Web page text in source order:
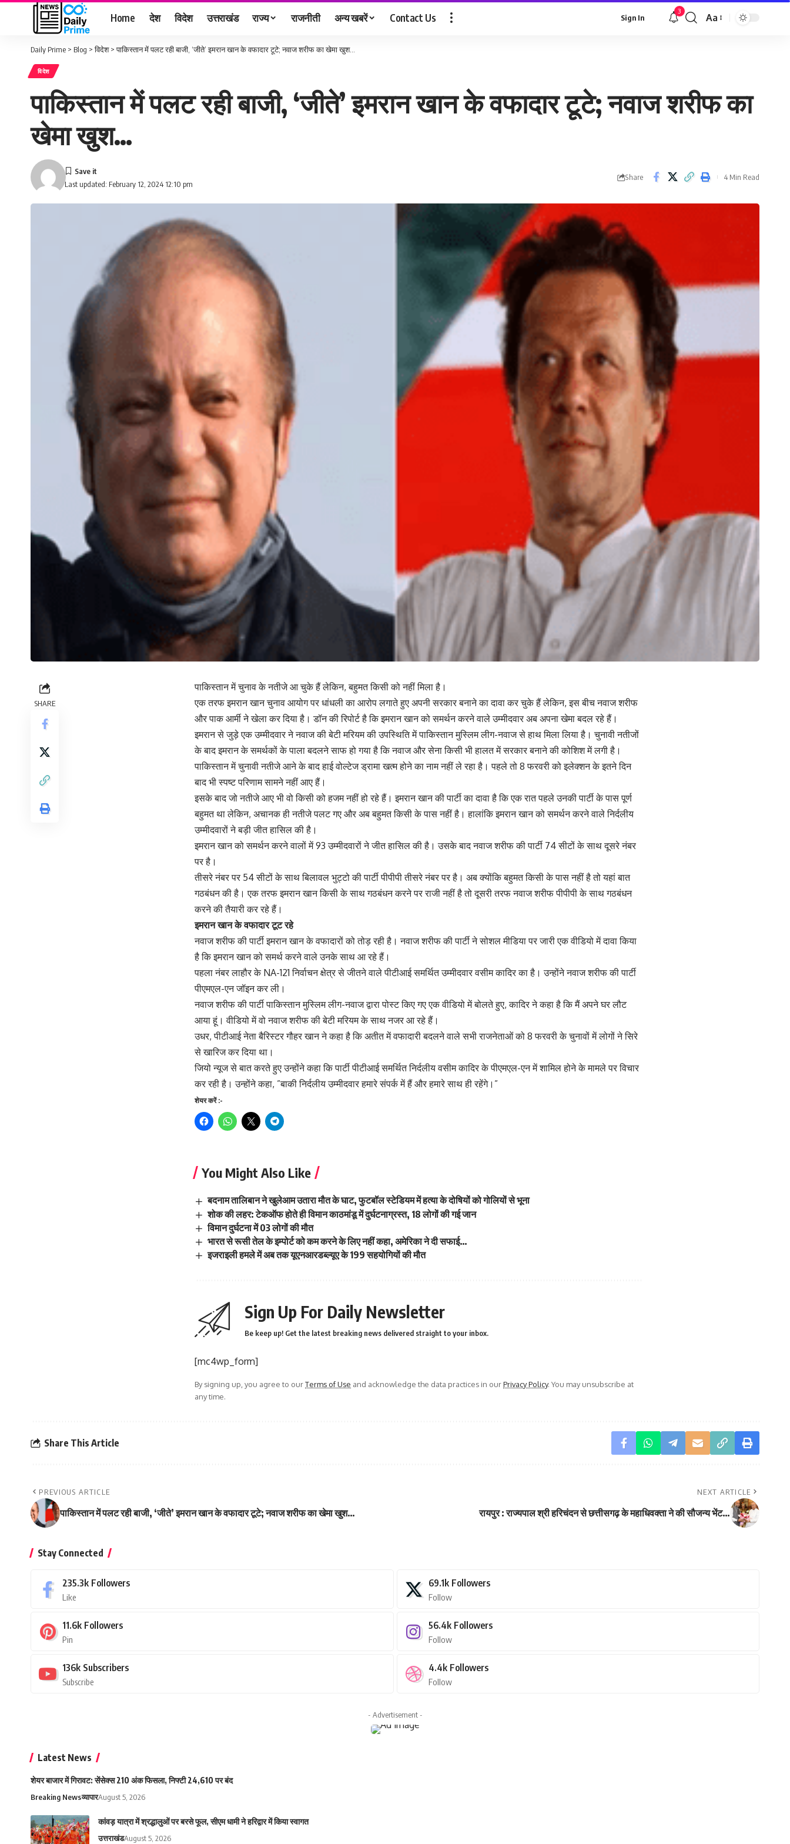
Home देश विदेश उत्तराखंड राज्य राजनीती अन्य खबरें Contact Us Sign In
3
Font
Aa
Daily Prime > Blog >विदेश>पाकिस्तान में पलट रही बाजी, ‘जीते’ इमरान खान के वफादार टूटे; नवाज शरीफ का खेमा खुश…
विदेश
पाकिस्तान में पलट रही बाजी, ‘जीते’ इमरान खान के वफादार टूटे; नवाज शरीफ का
खेमा खुश…
Last updated: February 12, 2024 12:10 pm
Share 4 Min Read
SHARE
पाकिस्तान में चुनाव के नतीजे आ चुके हैं लेकिन, बहुमत किसी को नहीं मिला है।
एक तरफ इमरान खान चुनाव आयोग पर धांधली का आरोप लगाते हुए अपनी सरकार बनाने का दावा कर चुके हैं लेकिन, इस बीच नवाज शरीफ
और पाक आर्मी ने खेला कर दिया है। डॉन की रिपोर्ट है कि इमरान खान को समर्थन करने वाले उम्मीदवार अब अपना खेमा बदल रहे हैं।
इमरान से जुड़े एक उम्मीदवार ने नवाज की बेटी मरियम की उपस्थिति में पाकिस्तान मुस्लिम लीग-नवाज से हाथ मिला लिया है। चुनावी नतीजों
के बाद इमरान के समर्थकों के पाला बदलने साफ हो गया है कि नवाज और सेना किसी भी हालत में सरकार बनाने की कोशिश में लगी है।
पाकिस्तान में चुनावी नतीजे आने के बाद हाई वोल्टेज ड्रामा खत्म होने का नाम नहीं ले रहा है। पहले तो 8 फरवरी को इलेक्शन के इतने दिन
बाद भी स्पष्ट परिणाम सामने नहीं आए हैं।
इसके बाद जो नतीजे आए भी वो किसी को हजम नहीं हो रहे हैं। इमरान खान की पार्टी का दावा है कि एक रात पहले उनकी पार्टी के पास पूर्ण
बहुमत था लेकिन, अचानक ही नतीजे पलट गए और अब बहुमत किसी के पास नहीं है। हालांकि इमरान खान को समर्थन करने वाले निर्दलीय
उम्मीदवारों ने बड़ी जीत हासिल की है।
इमरान खान को समर्थन करने वालों में 93 उम्मीदवारों ने जीत हासिल की है। उसके बाद नवाज शरीफ की पार्टी 74 सीटों के साथ दूसरे नंबर
पर है।
तीसरे नंबर पर 54 सीटों के साथ बिलावल भुट्टो की पार्टी पीपीपी तीसरे नंबर पर है। अब क्योंकि बहुमत किसी के पास नहीं है तो यहां बात
गठबंधन की है। एक तरफ इमरान खान किसी के साथ गठबंधन करने पर राजी नहीं है तो दूसरी तरफ नवाज शरीफ पीपीपी के साथ गठबंधन
करने की तैयारी कर रहे हैं।
इमरान खान के वफादार टूट रहे
नवाज शरीफ की पार्टी इमरान खान के वफादारों को तोड़ रही है। नवाज शरीफ की पार्टी ने सोशल मीडिया पर जारी एक वीडियो में दावा किया
है कि इमरान खान को समर्थ करने वाले उनके साथ आ रहे हैं।
पहला नंबर लाहौर के NA-121 निर्वाचन क्षेत्र से जीतने वाले पीटीआई समर्थित उम्मीदवार वसीम कादिर का है। उन्होंने नवाज शरीफ की पार्टी
पीएमएल-एन जॉइन कर ली।
नवाज शरीफ की पार्टी पाकिस्तान मुस्लिम लीग-नवाज द्वारा पोस्ट किए गए एक वीडियो में बोलते हुए, कादिर ने कहा है कि मैं अपने घर लौट
आया हूं। वीडियो में वो नवाज शरीफ की बेटी मरियम के साथ नजर आ रहे हैं।
उधर, पीटीआई नेता बैरिस्टर गौहर खान ने कहा है कि अतीत में वफादारी बदलने वाले सभी राजनेताओं को 8 फरवरी के चुनावों में लोगों ने सिरे
से खारिज कर दिया था।
जियो न्यूज से बात करते हुए उन्होंने कहा कि पार्टी पीटीआई समर्थित निर्दलीय वसीम कादिर के पीएमएल-एन में शामिल होने के मामले पर विचार
कर रही है। उन्होंने कहा, ”बाकी निर्दलीय उम्मीदवार हमारे संपर्क में हैं और हमारे साथ ही रहेंगे।”
शेयर करें :-
You Might Also Like
बदनाम तालिबान ने खुलेआम उतारा मौत के घाट, फुटबॉल स्टेडियम में हत्या के दोषियों को गोलियों से भूना
शोक की लहर: टेकऑफ होते ही विमान काठमांडू में दुर्घटनाग्रस्त, 18 लोगों की गई जान
विमान दुर्घटना में 03 लोगों की मौत
भारत से रूसी तेल के इम्पोर्ट को कम करने के लिए नहीं कहा, अमेरिका ने दी सफाई…
इजराइली हमले में अब तक यूएनआरडब्ल्यूए के 199 सहयोगियों की मौत
Sign Up For Daily Newsletter
Be keep up! Get the latest breaking news delivered straight to your inbox.
[mc4wp_form]
By signing up, you agree to ourTerms of Use and acknowledge the data practices in ourPrivacy Policy. You may unsubscribe at
any time.
Share This Article
PREVIOUS ARTICLE
पाकिस्तान में पलट रही बाजी, ‘जीते’ इमरान खान के वफादार टूटे; नवाज शरीफ का खेमा खुश…
NEXT ARTICLE
रायपुर : राज्यपाल श्री हरिचंदन से छत्तीसगढ़ के महाधिवक्ता ने की सौजन्य भेंट…
Stay Connected
235.3k Followers
Like
69.1k Followers
Follow
11.6k Followers
Pin
56.4k Followers
Follow
136k Subscribers
Subscribe
4.4k Followers
Follow
- Advertisement -
Latest News
शेयर बाजार में गिरावट: सेंसेक्स 210 अंक फिसला, निफ्टी 24,610 पर बंद
Breaking Newsव्यापारAugust 5, 2026
कांवड़ यात्रा में श्रद्धालुओं पर बरसे फूल, सीएम धामी ने हरिद्वार में किया स्वागत
उत्तराखंडAugust 5, 2026